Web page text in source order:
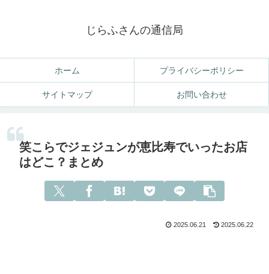
じらふさんの通信局
ホーム プライバシーポリシー
サイトマップ お問い合わせ
笑こらでジェジュンが恵比寿でいったお店
はどこ？まとめ
2025.06.21 2025.06.22